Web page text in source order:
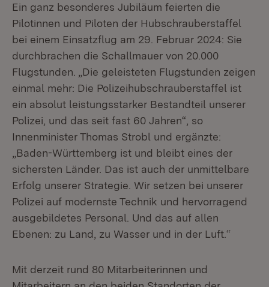
Ein ganz besonderes Jubiläum feierten die
Pilotinnen und Piloten der Hubschrauberstaffel
bei einem Einsatzflug am 29. Februar 2024: Sie
durchbrachen die Schallmauer von 20.000
Flugstunden. „Die geleisteten Flugstunden zeigen
einmal mehr: Die Polizeihubschrauberstaffel ist
ein absolut leistungsstarker Bestandteil unserer
Polizei, und das seit fast 60 Jahren“, so
Innenminister Thomas Strobl und ergänzte:
„Baden-Württemberg ist und bleibt eines der
sichersten Länder. Das ist auch der unmittelbare
Erfolg unserer Strategie. Wir setzen bei unserer
Polizei auf modernste Technik und hervorragend
ausgebildetes Personal. Und das auf allen
Ebenen: zu Land, zu Wasser und in der Luft.“
Mit derzeit rund 80 Mitarbeiterinnen und